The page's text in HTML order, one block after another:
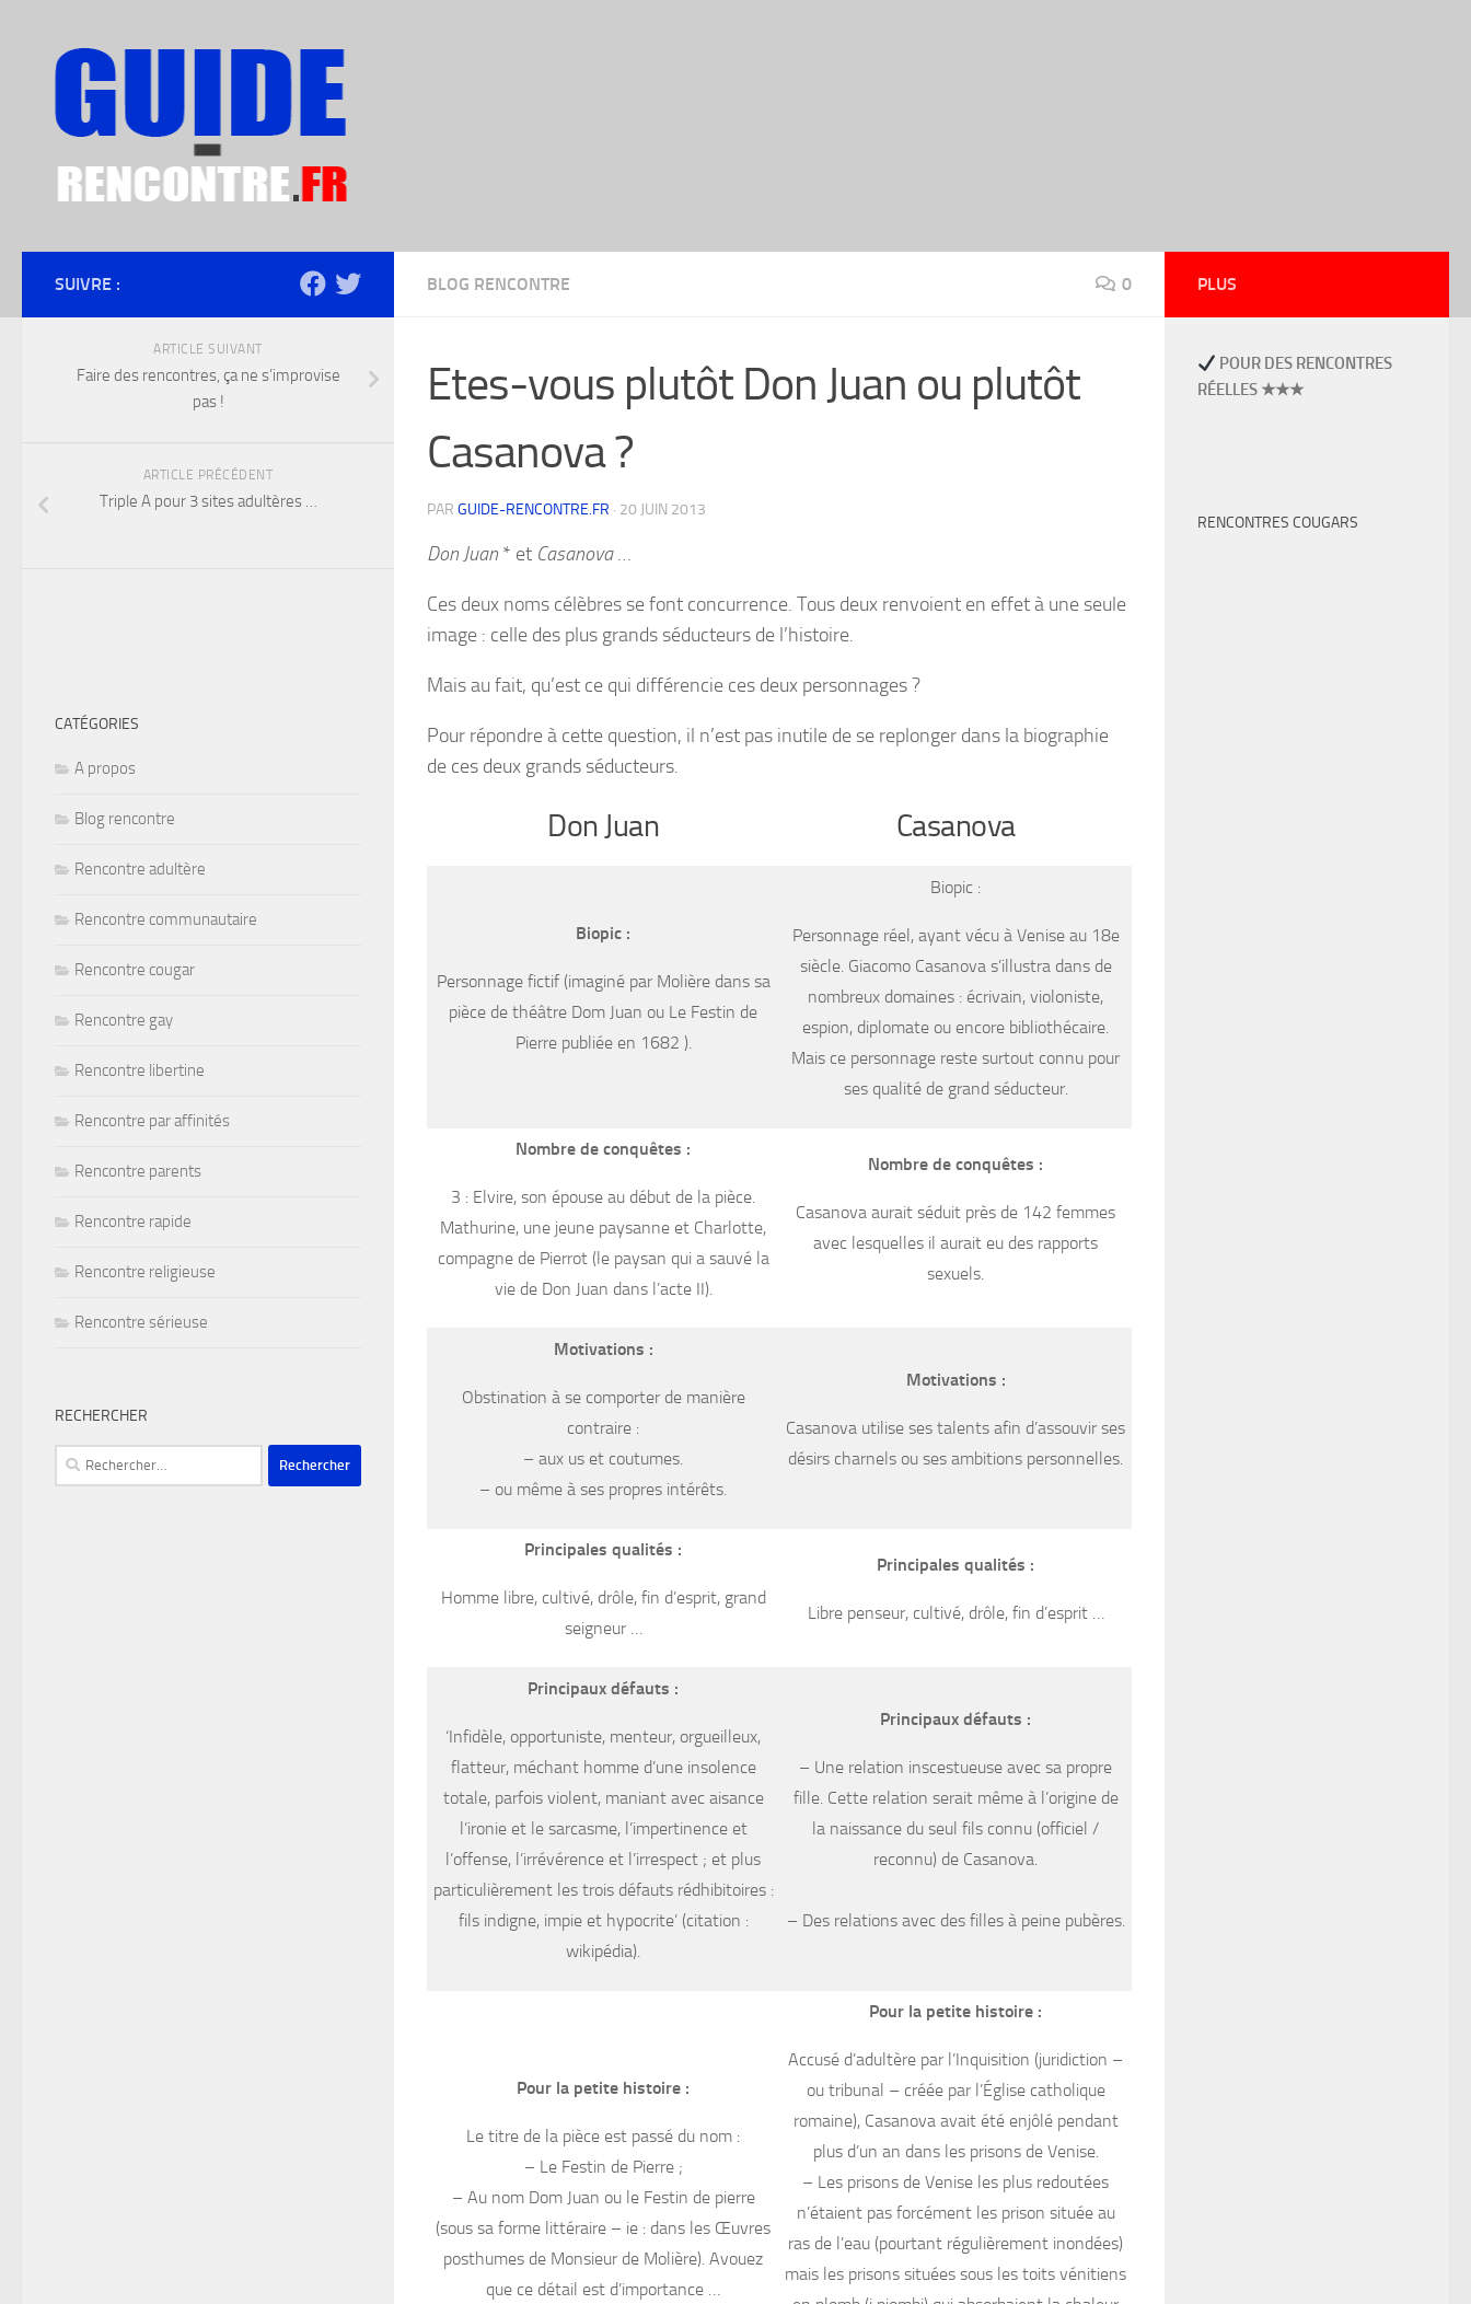
BLOG RENCONTRE 0
Etes-vous plutôt Don Juan ou plutôt
Casanova ?
PAR GUIDE-RENCONTRE.FR · 20 JUIN 2013
Don Juan * et Casanova…
Ces deux noms célèbres se font concurrence. Tous deux renvoient en effet à une seule
image : celle des plus grands séducteurs de l’histoire.
Mais au fait, qu’est ce qui différencie ces deux personnages ?
Pour répondre à cette question, il n’est pas inutile de se replonger dans la biographie
de ces deux grands séducteurs.
Don Juan Casanova
Biopic :
Personnage fictif (imaginé par Molière dans sa
pièce de théâtre Dom Juan ou Le Festin de
Pierre publiée en 1682 ).
Biopic :
Personnage réel, ayant vécu à Venise au 18e
siècle. Giacomo Casanova s’illustra dans de
nombreux domaines : écrivain, violoniste,
espion, diplomate ou encore bibliothécaire.
Mais ce personnage reste surtout connu pour
ses qualité de grand séducteur.
Nombre de conquêtes :
3 : Elvire, son épouse au début de la pièce.
Mathurine, une jeune paysanne et Charlotte,
compagne de Pierrot (le paysan qui a sauvé la
vie de Don Juan dans l’acte II).
Nombre de conquêtes :
Casanova aurait séduit près de 142 femmes
avec lesquelles il aurait eu des rapports
sexuels.
Motivations :
Obstination à se comporter de manière
contraire :
– aux us et coutumes.
– ou même à ses propres intérêts.
Motivations :
Casanova utilise ses talents afin d’assouvir ses
désirs charnels ou ses ambitions personnelles.
Principales qualités :
Homme libre, cultivé, drôle, fin d’esprit, grand
seigneur …
Principales qualités :
Libre penseur, cultivé, drôle, fin d’esprit …
Principaux défauts :
‘Infidèle, opportuniste, menteur, orgueilleux,
flatteur, méchant homme d’une insolence
totale, parfois violent, maniant avec aisance
l’ironie et le sarcasme, l’impertinence et
l’offense, l’irrévérence et l’irrespect ; et plus
particulièrement les trois défauts rédhibitoires :
fils indigne, impie et hypocrite’ (citation :
wikipédia).
Principaux défauts :
– Une relation inscestueuse avec sa propre
fille. Cette relation serait même à l’origine de
la naissance du seul fils connu (officiel /
reconnu) de Casanova.
– Des relations avec des filles à peine pubères.
Pour la petite histoire :
Le titre de la pièce est passé du nom :
– Le Festin de Pierre;
– Au nom Dom Juan ou le Festin de pierre
(sous sa forme littéraire – ie : dans les Œuvres
posthumes de Monsieur de Molière) Avouez
que ce détail est d’importance …
Pour la petite histoire :
Accusé d’adultère par l’Inquisition (juridiction –
ou tribunal – créée par l’Église catholique
romaine), Casanova avait été enjôlé pendant
plus d’un an dans les prisons de Venise.
– Les prisons de Venise les plus redoutées
n’étaient pas forcément les prison située au
ras de l’eau (pourtant régulièrement inondées)
mais les prisons situées sous les toits vénitiens
SUIVRE :
ARTICLE SUIVANT
Faire des rencontres, ça ne s’improvise
pas !
ARTICLE PRÉCÉDENT
Triple A pour 3 sites adultères …
CATÉGORIES
A propos
Blog rencontre
Rencontre adultère
Rencontre communautaire
Rencontre cougar
Rencontre gay
Rencontre libertine
Rencontre par affinités
Rencontre parents
Rencontre rapide
Rencontre religieuse
Rencontre sérieuse
RECHERCHER
Rechercher :
PLUS
POUR DES RENCONTRES
RÉELLES ★★★
RENCONTRES COUGARS